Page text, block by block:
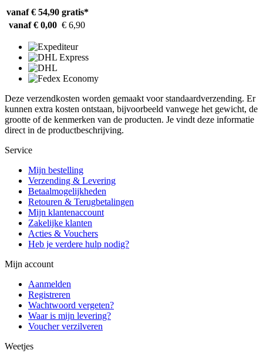
vanaf € 54,90 gratis*
vanaf € 0,00 € 6,90
Deze verzendkosten worden gemaakt voor standaardverzending. Er
kunnen extra kosten ontstaan, bijvoorbeeld vanwege het gewicht, de
grootte of de kenmerken van de producten. Je vindt deze informatie
direct in de productbeschrijving.
Service
Mijn bestelling
Verzending & Levering
Betaalmogelijkheden
Retouren & Terugbetalingen
Mijn klantenaccount
Zakelijke klanten
Acties & Vouchers
Heb je verdere hulp nodig?
Mijn account
Aanmelden
Registreren
Wachtwoord vergeten?
Waar is mijn levering?
Voucher verzilveren
Weetjes